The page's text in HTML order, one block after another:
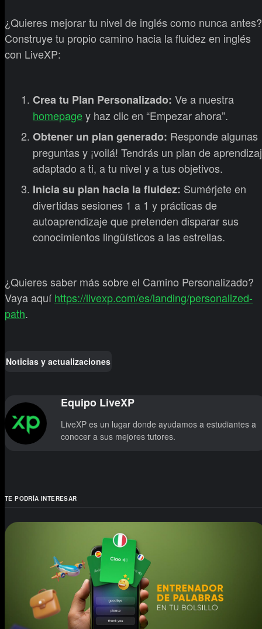
¿Quieres mejorar tu nivel de inglés como nunca antes?
Construye tu propio camino hacia la fluidez en inglés
con LiveXP:
Crea tu Plan Personalizado: Ve a nuestra
homepagey haz clic en “Empezar ahora”.
Obtener un plan generado: Responde algunas
preguntas y ¡voilá! Tendrás un plan de
adaptado a ti, a tu nivel y a tus objetivos.
Inicia su plan hacia la fluidez: Sumérjete en
divertidas sesiones 1 a 1 y prácticas de
autoaprendizaje que pretenden disparar sus
conocimientos lingüísticos a las estrellas.
¿Quieres saber más sobre el Camino Personalizado?
Vaya aquí https://livexp.com/es/landing/personalized-
path.
Noticias y actualizaciones
Equipo LiveXP
LiveXP es un lugar donde ayudamos a estudiantes a
conocer a sus mejores tutores.
TE PODRÍA INTERESAR